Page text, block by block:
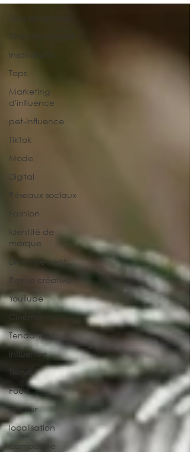
Tous les articles
Grandes causes
Inspirations
Tops
Marketing
d'influence
pet-influence
TikTok
Mode
Digital
Réseaux sociaux
Fashion
Identité de
marque
Divertissement
Revue créative
YouTube
Cinéma
Tendances
Influence
Trend
Food
horreur
localisation
campagne